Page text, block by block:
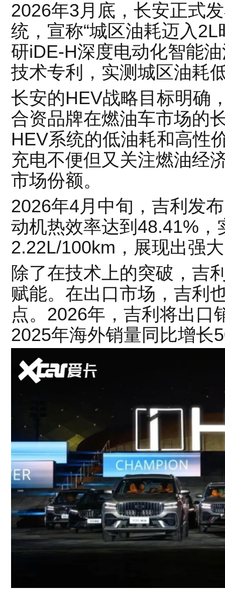
2026年3月底，长安正式
统，宣称“城区油耗迈入
研iDE-H深度电动化智能
技术专利，实测城区油耗
长安的HEV战略目标明确
合资品牌在燃油车市场的
HEV系统的低油耗和高性
充电不便但又关注燃油经
市场份额。
2026年4月中旬，吉利发
动机热效率达到48.41%，
2.22L/100km，展现出强
除了在技术上的突破，吉
赋能。在出口市场，吉利
点。2026年，吉利将出口
2025年海外销量同比增长